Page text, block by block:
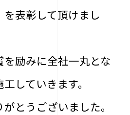
を表彰して頂けまし
を励みに全社一丸とな
していきます。
とうございました。